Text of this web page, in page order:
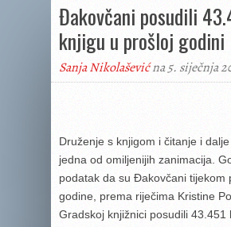
Đakovčani posudili
knjigu u prošloj godini
Sanja Nikolaševićna 5. siječnja
Druženje s knjigom i čitanje i
jedna od omiljenijih zanimacija.
podatak da su Đakovčani tijekom
godine, prema riječima Kristine
Gradskoj knjižnici posudili 43.451